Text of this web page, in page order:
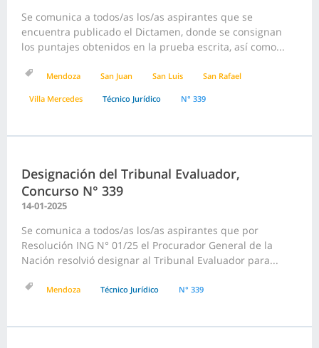
Se comunica a todos/as los/as aspirantes que se
encuentra publicado el Dictamen, donde se consignan
los puntajes obtenidos en la prueba escrita, así como...
Mendoza San Juan San Luis San Rafael
Villa Mercedes Técnico Jurídico N° 339
Designación del Tribunal Evaluador,
Concurso N° 339
14-01-2025
Se comunica a todos/as los/as aspirantes que por
Resolución ING N° 01/25 el Procurador General de la
Nación resolvió designar al Tribunal Evaluador para...
Mendoza Técnico Jurídico N° 339